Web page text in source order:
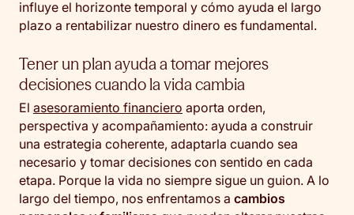
influye el horizonte temporal y cómo ayuda el largo
plazo a rentabilizar nuestro dinero es fundamental.
Tener un plan ayuda a tomar mejores
decisiones cuando la vida cambia
El asesoramiento financiero aporta orden,
perspectiva y acompañamiento: ayuda a construir
una estrategia coherente, adaptarla cuando sea
necesario y tomar decisiones con sentido en cada
etapa. Porque la vida no siempre sigue un guion. A lo
largo del tiempo, nos enfrentamos a cambios